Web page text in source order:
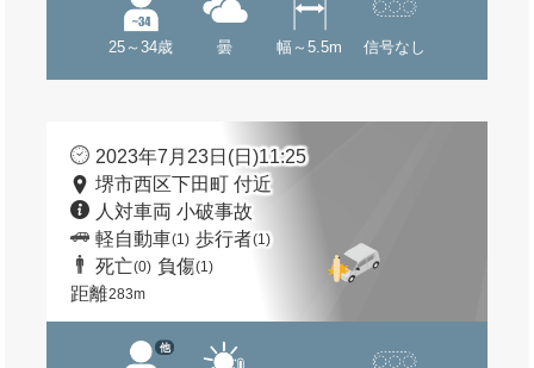
25～34歳 曇 幅～5.5m 信号なし
2023年7月23日(日)11:25
堺市西区下田町 付近
人対車両 小破事故
軽自動車(1) 歩行者(1)
死亡(0) 負傷(1)
距離283m
他